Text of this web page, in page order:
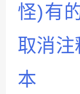
怪)有
取消
本